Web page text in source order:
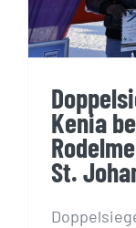
Kenia
St.